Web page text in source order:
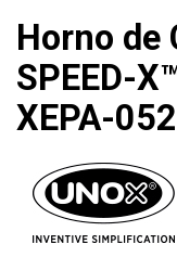
Horno de
SPEED-
XEPA-